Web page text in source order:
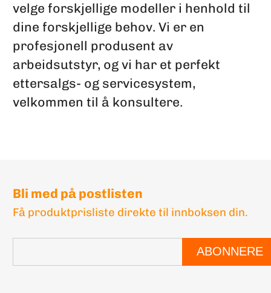
velge forskjellige modeller i henhold til
dine forskjellige behov. Vi er en
profesjonell produsent av
arbeidsutstyr, og vi har et perfekt
ettersalgs- og servicesystem,
velkommen til å konsultere.
Bli med på postlisten
Få produktprisliste direkte til innboksen din.
ABONNERE